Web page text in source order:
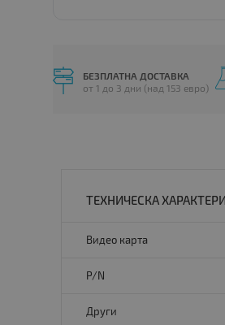
БЕЗПЛАТНА ДОСТАВКА
от 1 до 3 дни (над 153 евро)
ТЕХНИЧЕСКА
Видео карта
P/N
Други